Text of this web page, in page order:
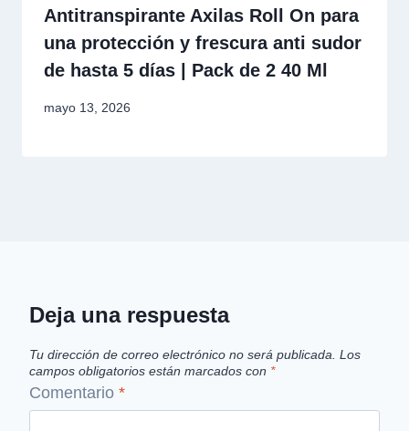
Antitranspirante Axilas Roll On para
una protección y frescura anti sudor
de hasta 5 días | Pack de 2 40 Ml
mayo 13, 2026
Deja una respuesta
Tu dirección de correo electrónico no será publicada. Los
campos obligatorios están marcados con *
Comentario *